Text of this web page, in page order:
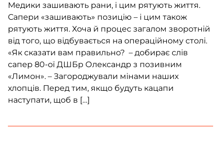
Медики зашивають рани, і цим рятують життя.
Сапери «зашивають» позицію – і цим також
рятують життя. Хоча й процес загалом зворотній
від того, що відбувається на операційному столі.
«Як сказати вам правильно? – добирає слів
сапер 80-ої ДШБр Олександр з позивним
«Лимон». – Загороджували мінами наших
хлопців. Перед тим, якщо будуть кацапи
наступати, щоб в […]